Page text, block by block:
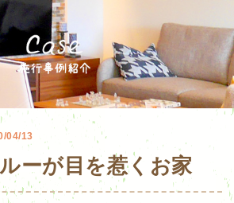
04/13
ーが目を惹くお家